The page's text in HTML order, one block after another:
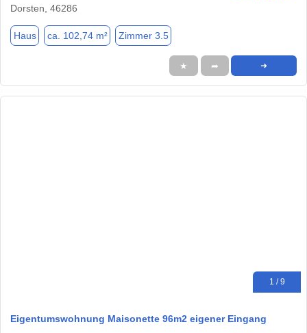
Dorsten, 46286
Haus ca. 102,74 m² Zimmer 3.5
★ ➦ ➜
1 / 9
Eigentumswohnung Maisonette 96m2 eigener Eingang